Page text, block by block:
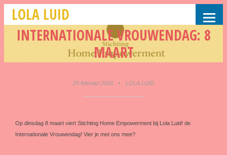
LOLA LUID
INTERNATIONALE VROUWENDAG: 8
MAART
25 februari 2016 • LOLA LUID
Op dinsdag 8 maart viert Stichting Home Empowerment bij Lola Luid! de
Internationale Vrouwendag! Vier je met ons mee?